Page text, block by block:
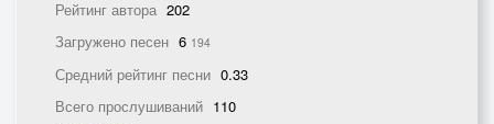
Рейтинг автора 202
Загружено песен 6 194
Средний рейтинг песни 0.33
Всего прослушиваний 110